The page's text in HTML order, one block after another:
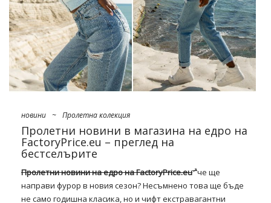
корема и деколтето. В допълнение към
максималистичните решения, ще има и такива, …
новини ~ Пролетна колекция
Пролетни новини в магазина на едро на
FactoryPrice.eu – преглед на
бестселърите
Пролетни новини на едро на FactoryPrice.eu че ще
направи фурор в новия сезон? Несъмнено това ще бъде
не само годишна класика, но и чифт екстравагантни